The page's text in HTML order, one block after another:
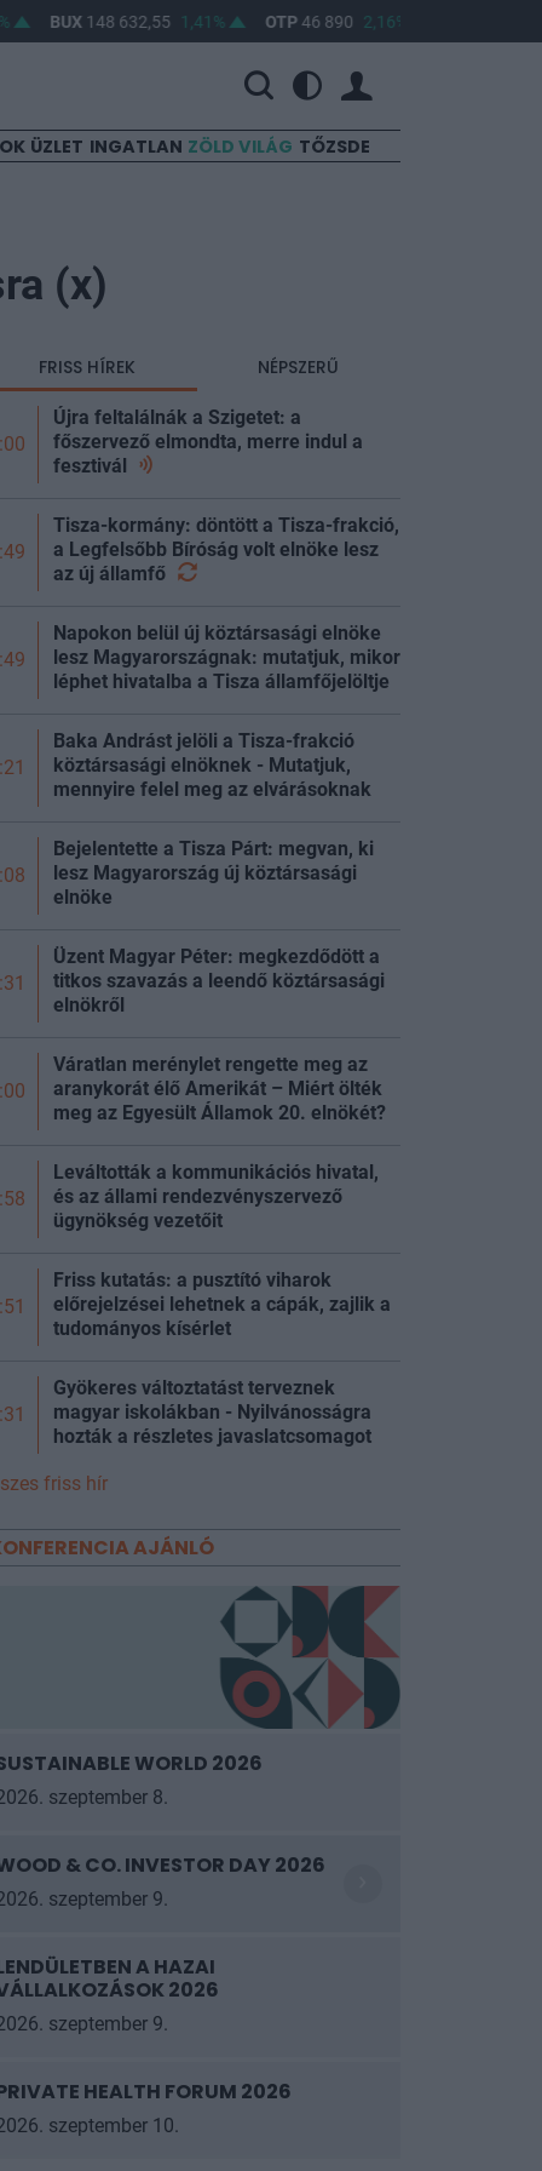
BUX 148 632,55 1,41% OTP 46 890 2,16%
ÜZLET INGATLAN ZÖLD VILÁG TŐZSDE
(x)
FRISS HÍREK NÉPSZERŰ
Újra feltalálnák a Szigetet: a
főszervező elmondta, merre indul a
fesztivál
Tisza-kormány: döntött a Tisza-frakció,
a Legfelsőbb Bíróság volt elnöke lesz
az új államfő
Napokon belül új köztársasági elnöke
lesz Magyarországnak: mutatjuk, mikor
léphet hivatalba a Tisza államfőjelöltje
Baka Andrást jelöli a Tisza-frakció
köztársasági elnöknek - Mutatjuk,
mennyire felel meg az elvárásoknak
Bejelentette a Tisza Párt: megvan, ki
lesz Magyarország új köztársasági
elnöke
Üzent Magyar Péter: megkezdődött a
titkos szavazás a leendő köztársasági
elnökről
Váratlan merénylet rengette meg az
aranykorát élő Amerikát – Miért ölték
meg az Egyesült Államok 20. elnökét?
Leváltották a kommunikációs hivatal,
és az állami rendezvényszervező
ügynökség vezetőit
Friss kutatás: a pusztító viharok
előrejelzései lehetnek a cápák, zajlik a
tudományos kísérlet
Gyökeres változtatást terveznek
magyar iskolákban - Nyilvánosságra
hozták a részletes javaslatcsomagot
friss hír
AJÁNLÓ
WORLD 2026
szeptember 8.
& CO. INVESTOR DAY 2026
szeptember 9.
A HAZAI
2026
szeptember 9.
HEALTH FORUM 2026
szeptember 10.